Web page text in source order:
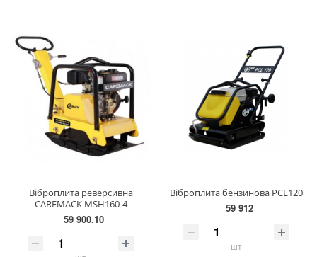
Віброплита реверсивна
CAREMACK MSH160-4
59 900.10
Віброплита бензинова PCL120
59 912
шт